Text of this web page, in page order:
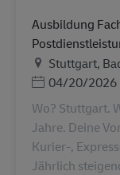
Ausbildung
Ubicación
Stuttgart,
Posted Date
04/20/2026
Wo? Stuttgart.
Jahre. Deine
Kurier-,
Jährlich